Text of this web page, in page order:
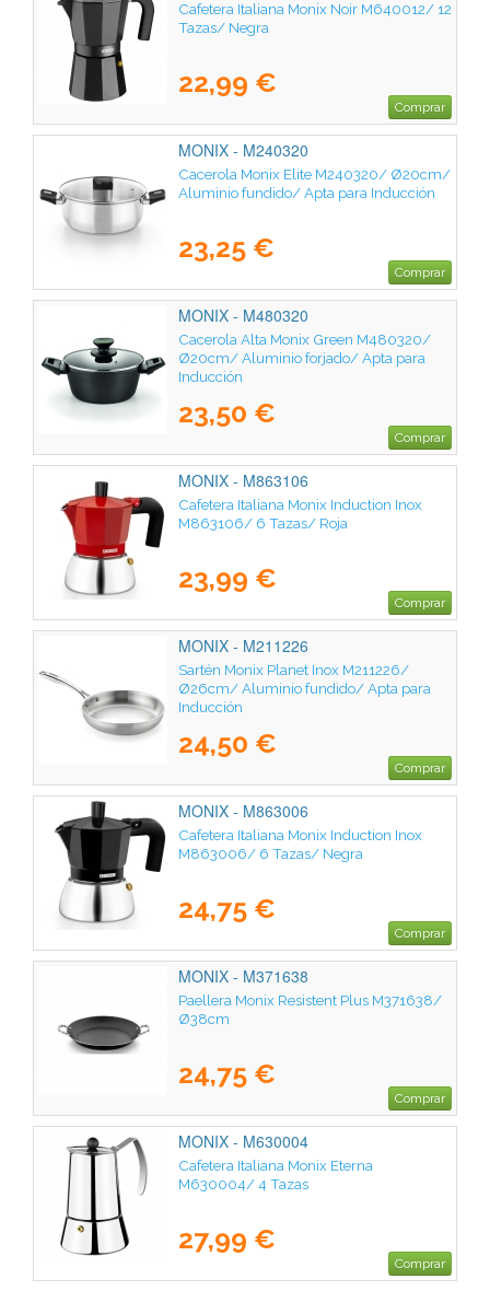
Cafetera Italiana Monix Noir M640012/ 12
Tazas/ Negra
22,99 €
Comprar
MONIX - M240320
Cacerola Monix Elite M240320/ Ø20cm/
Aluminio fundido/ Apta para Inducción
23,25 €
Comprar
MONIX - M480320
Cacerola Alta Monix Green M480320/
Ø20cm/ Aluminio forjado/ Apta para
Inducción
23,50 €
Comprar
MONIX - M863106
Cafetera Italiana Monix Induction Inox
M863106/ 6 Tazas/ Roja
23,99 €
Comprar
MONIX - M211226
Sartén Monix Planet Inox M211226/
Ø26cm/ Aluminio fundido/ Apta para
Inducción
24,50 €
Comprar
MONIX - M863006
Cafetera Italiana Monix Induction Inox
M863006/ 6 Tazas/ Negra
24,75 €
Comprar
MONIX - M371638
Paellera Monix Resistent Plus M371638/
Ø38cm
24,75 €
Comprar
MONIX - M630004
Cafetera Italiana Monix Eterna
M630004/ 4 Tazas
27,99 €
Comprar